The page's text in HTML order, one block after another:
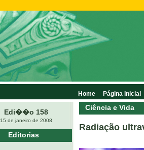
Edi��o 158
15 de janeiro de 2008
Ciência e Vida
Radiação
Editorias
Home Página Inicial